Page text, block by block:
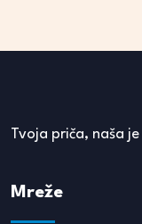
Tvoja priča, naša
Mreže